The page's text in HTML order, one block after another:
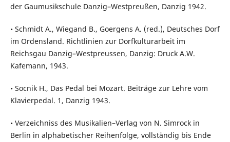
der Gaumusikschule Danzig–Westpreußen, Danzig 1942.
• Schmidt A., Wiegand B., Goergens A. (red.), Deutsches Dorf
im Ordensland. Richtlinien zur Dorfkulturarbeit im
Reichsgau Danzig–Westpreussen, Danzig: Druck A.W.
Kafemann, 1943.
• Socnik H., Das Pedal bei Mozart. Beiträge zur Lehre vom
Klavierpedal. 1, Danzig 1943.
• Verzeichniss des Musikalien–Verlag von N. Simrock in
Berlin in alphabetischer Reihenfolge, vollständig bis Ende